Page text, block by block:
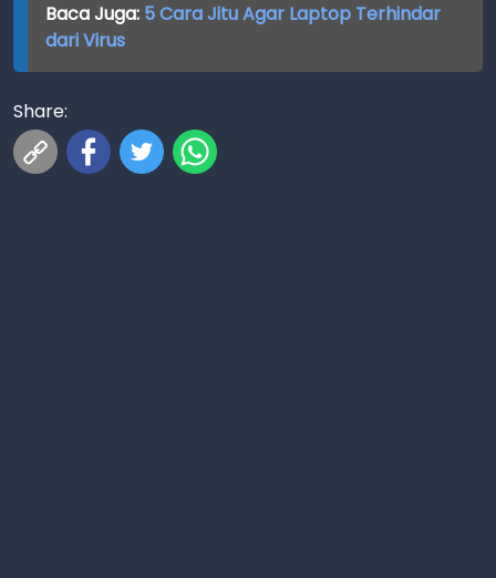
Baca Juga: 5 Cara Jitu Agar Laptop Terhindar
dari Virus
Share: